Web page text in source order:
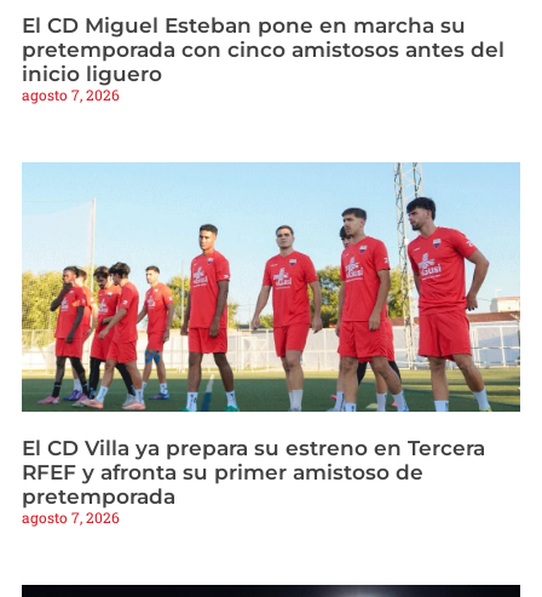
El CD Miguel Esteban pone en marcha su
pretemporada con cinco amistosos antes del
inicio liguero
agosto 7, 2026
El CD Villa ya prepara su estreno en Tercera
RFEF y afronta su primer amistoso de
pretemporada
agosto 7, 2026